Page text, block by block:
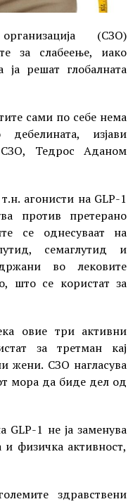
(СЗО)
за слабеење, иако
решат глобалната
сами по себе нема
изјави
Тедрос Аданом
агонисти на GLP-1
против претерано
се однесуваат на
семаглутид и
во лековите
што се користат за
овие три активни
за третман кај
жени. СЗО нагласува
мора да биде дел од
GLP-1 не ја заменува
и физичка активност,
здравствени